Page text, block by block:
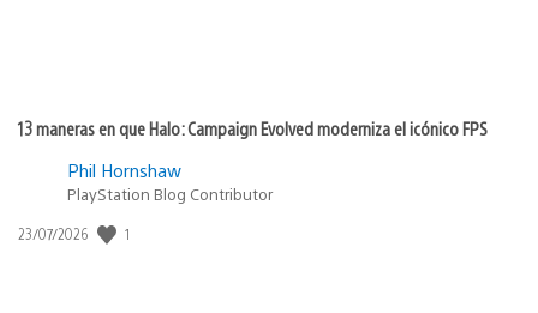
13 maneras en que Halo: Campaign Evolved moderniza el icónico FPS
Phil Hornshaw
PlayStation Blog Contributor
Fecha
23/07/2026 1